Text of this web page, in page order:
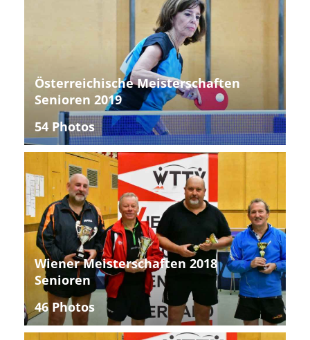
Österreichische Meisterschaften
Senioren 2019
54 Photos
Wiener Meisterschaften 2018
Senioren
46 Photos